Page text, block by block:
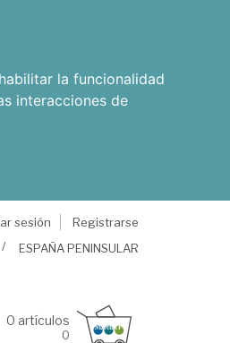
la funcionalidad
interacciones de
sesión
Registrarse
ESPAÑA PENINSULAR
0 artículos
0